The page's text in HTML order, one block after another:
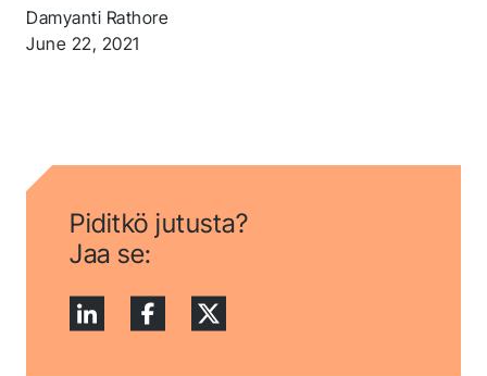
Damyanti Rathore
June 22, 2021
Piditkö jutusta?
Jaa se: